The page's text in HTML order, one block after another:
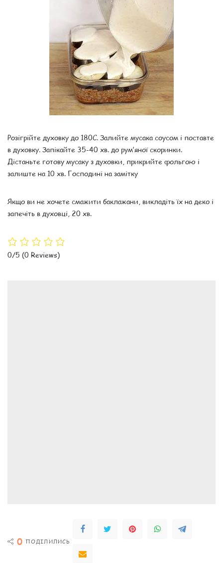
Розігрійте духовку до 180С. Залийте мусака соусом і поставте
в духовку. Запікайте 35-40 хв. до рум’яної скоринки.
Дістаньте готову мусаку з духовки, прикрийте фольгою і
залиште на 10 хв. Господині на замітку
Якщо ви не хочете смажити баклажани, викладіть їх на деко і
запечіть в духовці, 20 хв.
0/5 (0 Reviews)
0 ПОДІЛИЛИСЬ